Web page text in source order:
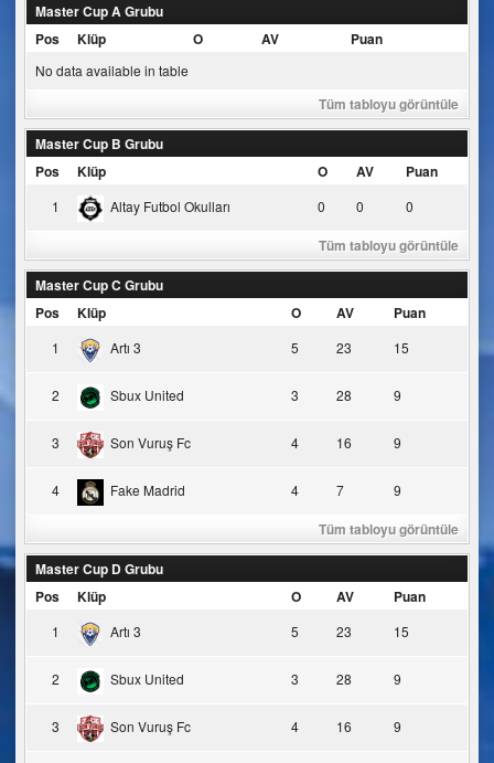
Master Cup A Grubu
Pos
Klüp O AV Puan
No data available in table
Tüm tabloyu görüntüle
Master Cup B Grubu
Pos
Klüp O AV Puan
1 Altay Futbol Okulları 0 0 0
Tüm tabloyu görüntüle
Master Cup C Grubu
Pos
Klüp O AV Puan
1 Artı 3 5 23 15
2 Sbux United 3 28 9
3 Son Vuruş Fc 4 16 9
4 Fake Madrid 4 7 9
Tüm tabloyu görüntüle
Master Cup D Grubu
Pos
Klüp O AV Puan
1 Artı 3 5 23 15
2 Sbux United 3 28 9
3 Son Vuruş Fc 4 16 9